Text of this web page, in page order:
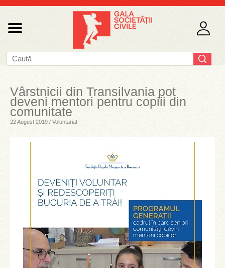
Vârstnicii din Transilvania pot
deveni mentori pentru copiii din
comunitate
22 August 2019 / Voluntariat